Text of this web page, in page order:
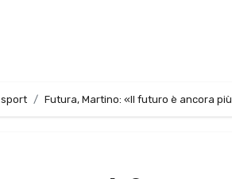
sport Futura, Martino: «Il futuro è ancora